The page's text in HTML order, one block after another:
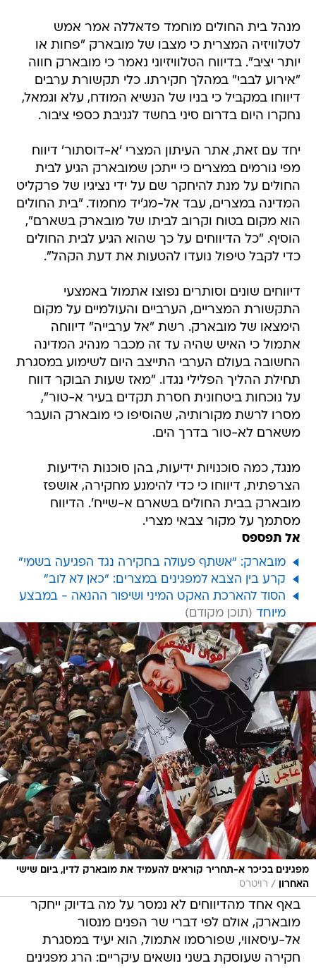
מנהל בית החולים מוחמד פדאללה אמר אמש
לטלוויזיה המצרית כי מצבו של מובארק "פחות או
יותר יציב". בדיווח הטלוויזיוני נאמר כי מובארק חווה
"אירוע לבבי" במהלך חקירתו. כלי תקשורת ערבים
דיווחו במקביל כי בניו של הנשיא המודח, עלא וגמאל,
נחקרו היום בדרום סיני בחשד לגניבת כספי ציבור.
יחד עם זאת, אתר העיתון המצרי 'א-דוסתור' דיווח
מפי גורמים במצרים כי ייתכן שמובארק הגיע לבית
החולים על מנת להיחקר שם על ידי נציגיו של פרקליט
המדינה במצרים, עבד אל-מג'יד מחמוד. "בית החולים
הוא מקום בטוח וקרוב לביתו של מובארק בשארם",
הוסיף. "כל הדיווחים על כך שהוא הגיע לבית החולים
כדי לקבל טיפול נועדו להטעות את דעת הקהל".
דיווחים שונים וסותרים נפוצו אתמול באמצעי
התקשורת המצריים, הערביים והעולמיים על מקום
הימצאו של מובארק. רשת "אל ערבייה" דיווחה
אתמול כי האיש שהיה עד זה מכבר מנהיג המדינה
החשובה בעולם הערבי התייצב היום לשימוע במסגרת
תחילת ההליך הפלילי נגדו. "מאז שעות הבוקר דווח
על נוכחות ביטחונית חסרת תקדים בעיר א-טור",
מסרו לרשת מקורותיה, שהוסיפו כי מובארק הועבר
משארם לא-טור בדרך הים.
מנגד, כמה סוכנויות ידיעות, בהן סוכנות הידיעות
הצרפתית, דיווחו כי כדי להימנע מחקירה, אושפז
מובארק בבית החולים בשארם א-שייח'. הדיווח
מסתמך על מקור צבאי מצרי.
אל תפספס
מובארק: "אשתף פעולה בחקירה נגד הפגיעה בשמי"
קרע בין הצבא למפגינים במצרים: "כאן לא לוב"
הסוד להארכת האקט המיני ושיפור ההנאה - במבצע
מיוחד
מפגינים בכיכר א-תחריר קוראים להעמיד את מובארק לדין, ביום שישי
האחרון
/ רויטרס
באף אחד מהדיווחים לא נמסר על מה בדיוק ייחקר
מובארק, אולם לפי דברי שר הפנים מנסור
אל-עיסאווי, שפורסמו אתמול, הוא יעיד במסגרת
חקירה שעוסקת בשני נושאים עיקריים: הרג מפגינים